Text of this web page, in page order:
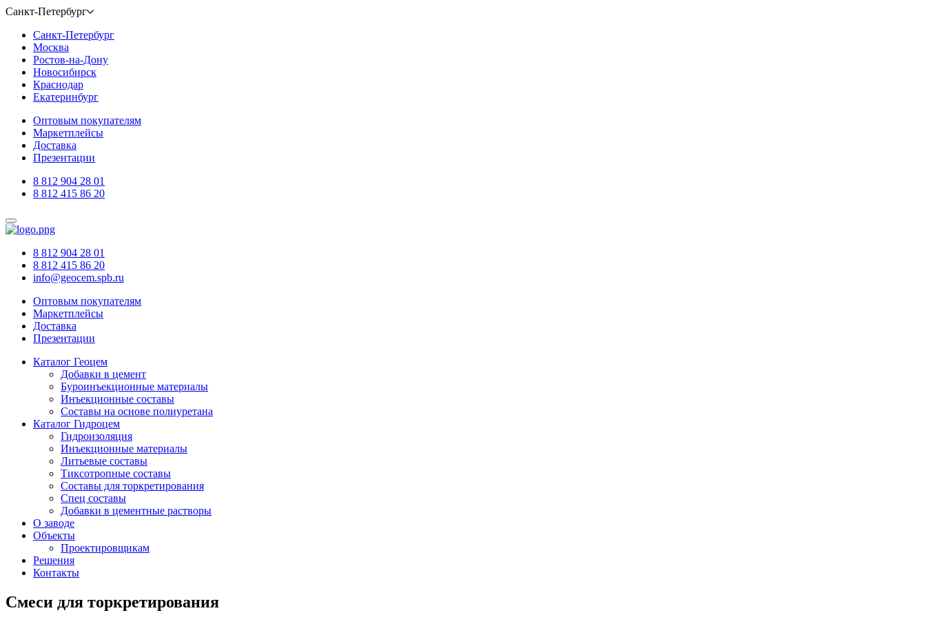
Санкт-Петербург
Санкт-Петербург
Москва
Ростов-на-Дону
Новосибирск
Краснодар
Екатеринбург
Оптовым покупателям
Маркетплейсы
Доставка
Презентации
8 812 904 28 01
8 812 415 86 20
8 812 904 28 01
8 812 415 86 20
info@geocem.spb.ru
Оптовым покупателям
Маркетплейсы
Доставка
Презентации
Каталог Геоцем
Добавки в цемент
Буроинъекционные материалы
Инъекционные составы
Составы на основе полиуретана
Каталог Гидроцем
Гидроизоляция
Инъекционные материалы
Литьевые составы
Тиксотропные составы
Составы для торкретирования
Спец составы
Добавки в цементные растворы
О заводе
Объекты
Проектировщикам
Решения
Контакты
Смеси для торкретирования